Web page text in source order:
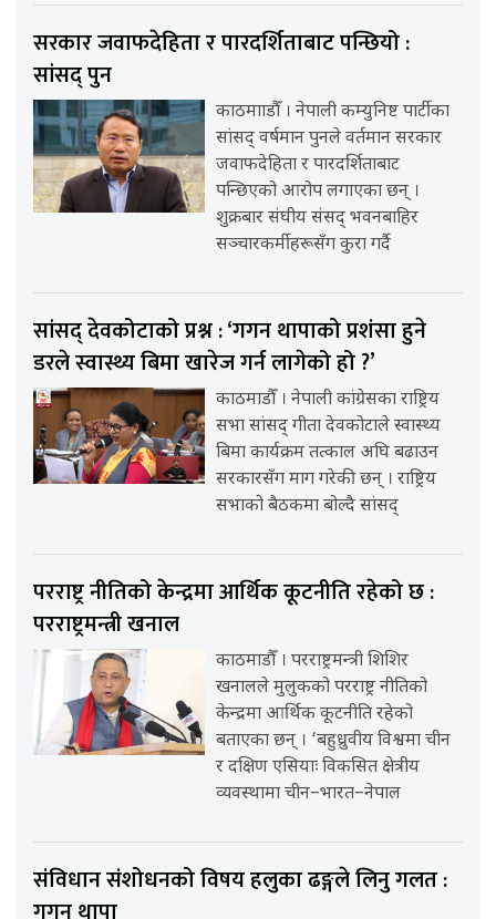
सरकार जवाफदेहिता र पारदर्शिताबाट पन्छियो :
सांसद् पुन
काठमााडौँ । नेपाली कम्युनिष्ट पार्टीका
सांसद् वर्षमान पुनले वर्तमान सरकार
जवाफदेहिता र पारदर्शिताबाट
पन्छिएको आरोप लगाएका छन् ।
शुक्रबार संघीय संसद् भवनबाहिर
सञ्चारकर्मीहरूसँग कुरा गर्दै
सांसद् देवकोटाको प्रश्न : ‘गगन थापाको प्रशंसा हुने
डरले स्वास्थ्य बिमा खारेज गर्न लागेको हो ?’
काठमाडौँ । नेपाली कांग्रेसका राष्ट्रिय
सभा सांसद् गीता देवकोटाले स्वास्थ्य
बिमा कार्यक्रम तत्काल अघि बढाउन
सरकारसँग माग गरेकी छन् । राष्ट्रिय
सभाको बैठकमा बोल्दै सांसद्
परराष्ट्र नीतिको केन्द्रमा आर्थिक कूटनीति रहेको छ :
परराष्ट्रमन्त्री खनाल
काठमाडौँ । परराष्ट्रमन्त्री शिशिर
खनालले मुलुकको परराष्ट्र नीतिको
केन्द्रमा आर्थिक कूटनीति रहेको
बताएका छन् । ‘बहुध्रुवीय विश्वमा चीन
र दक्षिण एसियाः विकसित क्षेत्रीय
व्यवस्थामा चीन–भारत–नेपाल
संविधान संशोधनको विषय हलुका ढङ्गले लिनु गलत :